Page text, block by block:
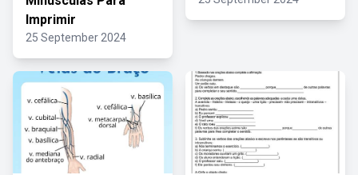
Imprimir
25 September 2024